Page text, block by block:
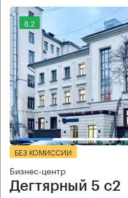
8.2
БЕЗ КОМИССИИ
Бизнес-центр
Дегтярный 5 с2